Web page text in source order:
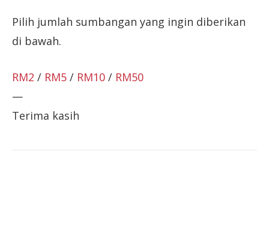
Pilih jumlah sumbangan yang ingin diberikan
di bawah.
RM2 / RM5 / RM10 / RM50
—
Terima kasih